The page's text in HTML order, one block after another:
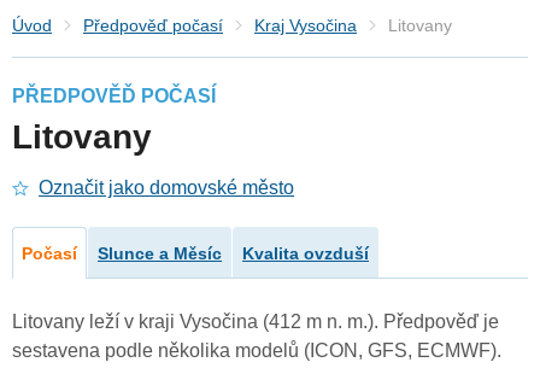
Úvod Předpověď počasí Kraj Vysočina Litovany
PŘEDPOVĚĎ POČASÍ
Litovany
Označit jako domovské město
Počasí Slunce a Měsíc Kvalita ovzduší
Litovany leží v kraji Vysočina (412 m n. m.). Předpověď je
sestavena podle několika modelů (ICON, GFS, ECMWF).